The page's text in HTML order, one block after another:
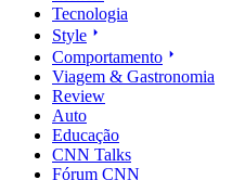
Tecnologia
Style
Comportamento
Viagem & Gastronomia
Review
Auto
Educação
CNN Talks
Fórum CNN